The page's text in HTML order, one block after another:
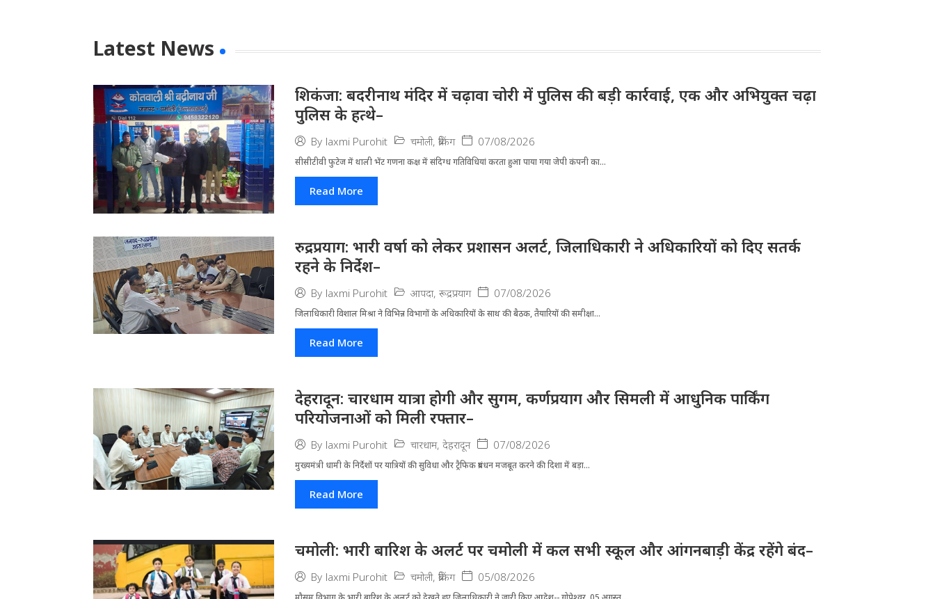
Latest News
​शिकंजा: बदरीनाथ मंदिर में चढ़ावा चोरी में पुलिस की बड़ी कार्रवाई, एक और अभियुक्त चढ़ा
पुलिस के हत्थे–
By laxmi Purohit चमोली, ब्रेकिंग 07/08/2026
सीसीटीवी फुटेज में थाली भेंट गणना कक्ष में संदिग्ध गतिविधियां करता हुआ पाया गया जेपी कंपनी का...
Read More
रुद्रप्रयाग: भारी वर्षा को लेकर प्रशासन अलर्ट, जिलाधिकारी ने अधिकारियों को दिए सतर्क
रहने के निर्देश–
By laxmi Purohit आपदा, रूद्रप्रयाग 07/08/2026
जिला​धिकारी विशाल मिश्रा ने वि​भिन्न विभागों के अ​धिकारियों के साथ की बैठक, तैयारियों की समीक्षा...
Read More
देहरादून: चारधाम यात्रा होगी और सुगम, कर्णप्रयाग और सिमली में आधुनिक पार्किंग
परियोजनाओं को मिली रफ्तार–
By laxmi Purohit चारधाम, देहरादून 07/08/2026
मुख्यमंत्री धामी के निर्देशों पर यात्रियों की सुविधा और ट्रैफिक प्रबंधन मजबूत करने की दिशा में बड़ा...
Read More
चमोली: भारी बारिश के अलर्ट पर चमोली में कल सभी स्कूल और आंगनबाड़ी केंद्र रहेंगे बंद–
By laxmi Purohit चमोली, ब्रेकिंग 05/08/2026